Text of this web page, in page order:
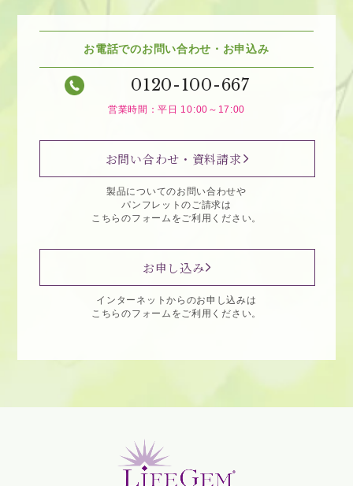
お電話でのお問い合わせ・お申込み
0120-100-667
営業時間：平日 10:00～17:00
お問い合わせ・資料請求
製品についてのお問い合わせや
パンフレットのご請求は
こちらのフォームをご利用ください。
お申し込み
インターネットからのお申し込みは
こちらのフォームをご利用ください。